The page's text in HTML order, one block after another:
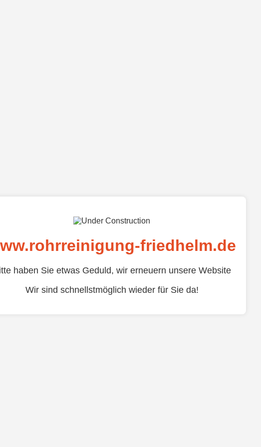
friedhelm.de
haben Sie etwas Geduld, wir erneuern unsere Website
Wir sind schnellstmöglich wieder für Sie da!